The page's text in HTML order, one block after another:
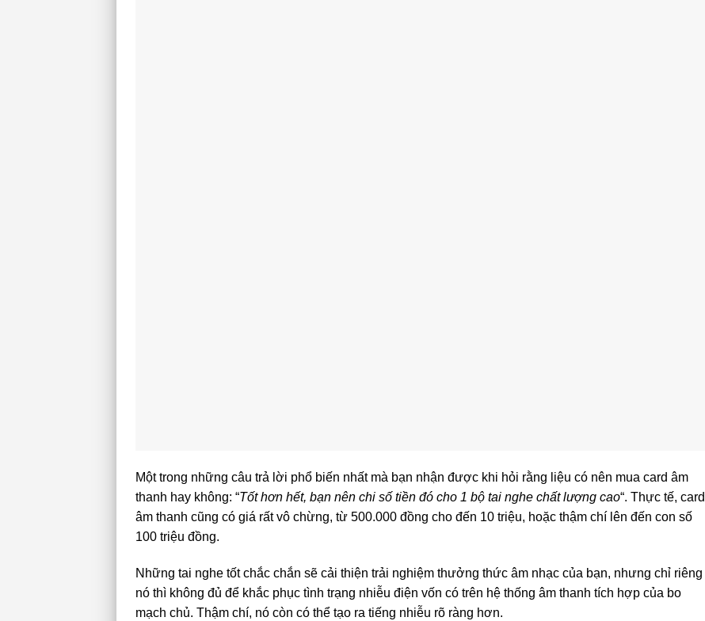
Một trong những câu trả lời phổ biến nhất mà bạn nhận được khi hỏi rằng liệu có nên mua card âm
thanh hay không: “Tốt hơn hết, bạn nên chi số tiền đó cho 1 bộ tai nghe chất lượng cao“. Thực tế, card
âm thanh cũng có giá rất vô chừng, từ 500.000 đồng cho đến 10 triệu, hoặc thậm chí lên đến con số
100 triệu đồng.
Những tai nghe tốt chắc chắn sẽ cải thiện trải nghiệm thưởng thức âm nhạc của bạn, nhưng chỉ riêng
nó thì không đủ để khắc phục tình trạng nhiễu điện vốn có trên hệ thống âm thanh tích hợp của bo
mạch chủ. Thậm chí, nó còn có thể tạo ra tiếng nhiễu rõ ràng hơn.